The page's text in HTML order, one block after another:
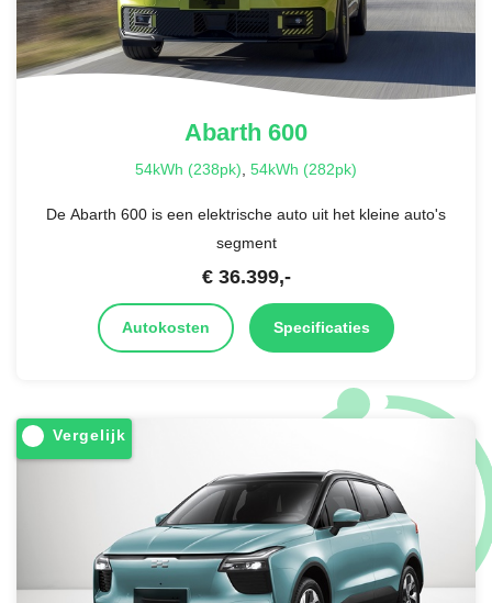
Abarth 600
54kWh (238pk), 54kWh (282pk)
De Abarth 600 is een elektrische auto uit het kleine auto's
segment
€ 36.399,-
Autokosten Specificaties
Vergelijk